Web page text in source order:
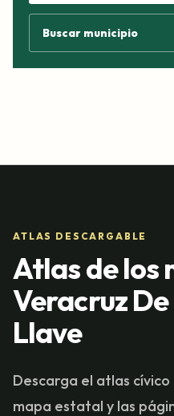
Buscar municipio
ATLAS DESCARGABLE
Atlas de los
Veracruz
Llave
Descarga el atlas
mapa estatal y las